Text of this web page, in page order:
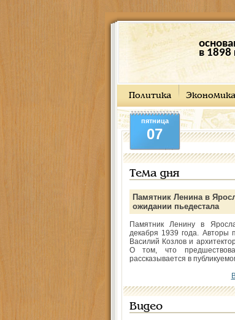
в 1898
Политика Экономика
пятница
07
Тема дня
Памятник Ленина в
ожидании пьедестала
Памятник Ленину в
декабря 1939 года. Авторы
Василий Козлов и
О том, что
рассказывается в
Видео